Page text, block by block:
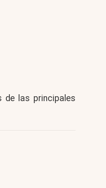
de las principales